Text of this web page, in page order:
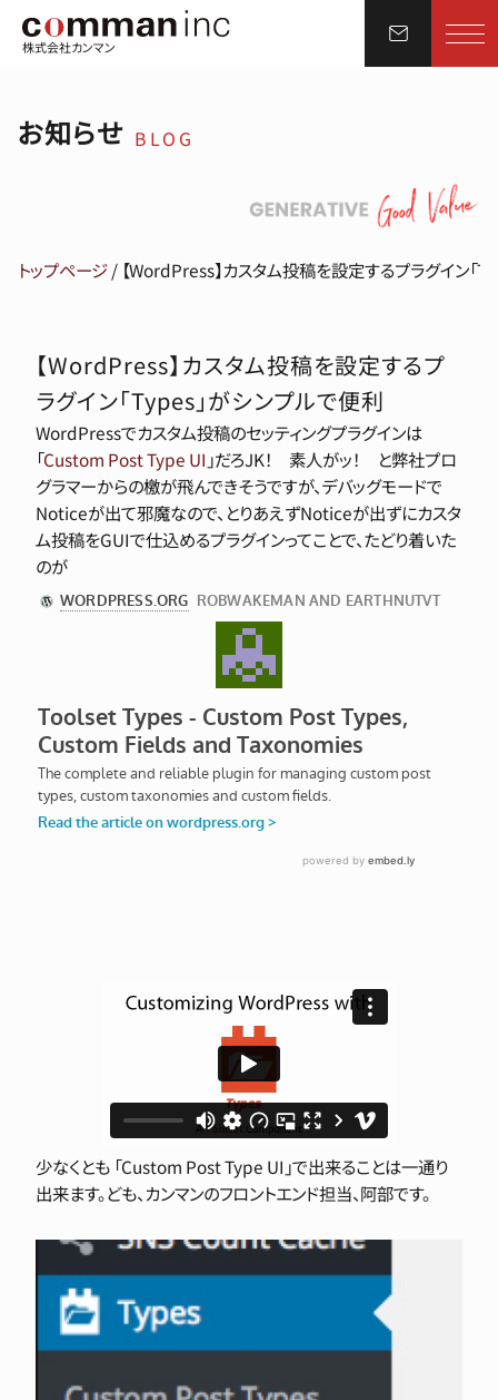
株式会社カンマン
お知らせ BLOG
トップページ/ 【WordPress】カスタム投稿を設定するプラグイン「
【WordPress】カスタム投稿を設定するプ
ラグイン「Types」がシンプルで便利
WordPressでカスタム投稿のセッティングプラグインは
「Custom Post Type UI 」だろJK！ 素人がッ！ と弊社プロ
グラマーからの檄が飛んできそうですが、デバッグモードで
Noticeが出て邪魔なので、とりあえずNoticeが出ずにカスタ
ム投稿をGUIで仕込めるプラグインってことで、たどり着いた
のが
少なくとも 「Custom Post Type UI」で出来ることは一通り
出来ます。ども、カンマンのフロントエンド担当、阿部です。